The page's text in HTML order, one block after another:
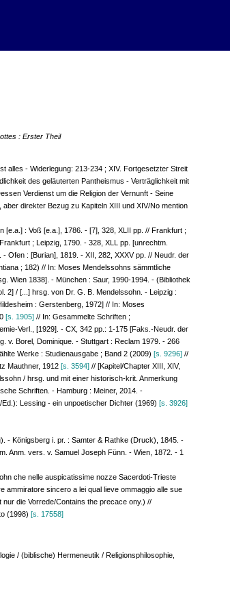
: Erster Theil
alles - Widerlegung: 213-234 ; XIV. Fortgesetzter Streit
des geläuterten Pantheismus - Verträglichkeit mit
Verdienst um die Religion der Vernunft - Seine
direkter Bezug zu Kapiteln XIII und XIV/No mention
[e.a.] : Voß [e.a.], 1786. - [7], 328, XLII pp. // Frankfurt ;
; Leipzig, 1790. - 328, XLL pp. [unrechtm.
Ofen : [Burian], 1819. - XII, 282, XXXV pp. // Neudr. der
; 182) // In: Moses Mendelssohns sämmtliche
Wien 1838]. - München : Saur, 1990-1994. - (Bibliothek
2] / [...] hrsg. von Dr. G. B. Mendelssohn. - Leipzig :
: Gerstenberg, 1972] // In: Moses
[s. 1905] // In: Gesammelte Schriften ;
Verl., [1929]. - CX, 342 pp.: 1-175 [Faks.-Neudr. der
v. Borel, Dominique. - Stuttgart : Reclam 1979. - 266
Werke : Studienausgabe ; Band 2 (2009)[s. 9296] //
Mauthner, 1912[s. 3594] // [Kapitel/Chapter XIII, XIV,
/ hrsg. und mit einer historisch-krit. Anmerkung
Schriften. - Hamburg : Meiner, 2014. -
Lessing - ein unpoetischer Dichter (1969)[s. 3926]
- Königsberg i. pr. : Samter & Rathke (Druck), 1845. -
Anm. vers. v. Samuel Joseph Fünn. - Wien, 1872. - 1
che nelle auspicatissime nozze Sacerdoti-Trieste
ammiratore sincero a lei qual lieve ommaggio alle sue
die Vorrede/Contains the precace ony.) //
(1998)[s. 17558]
/ (biblische) Hermeneutik / Religionsphilosophie,